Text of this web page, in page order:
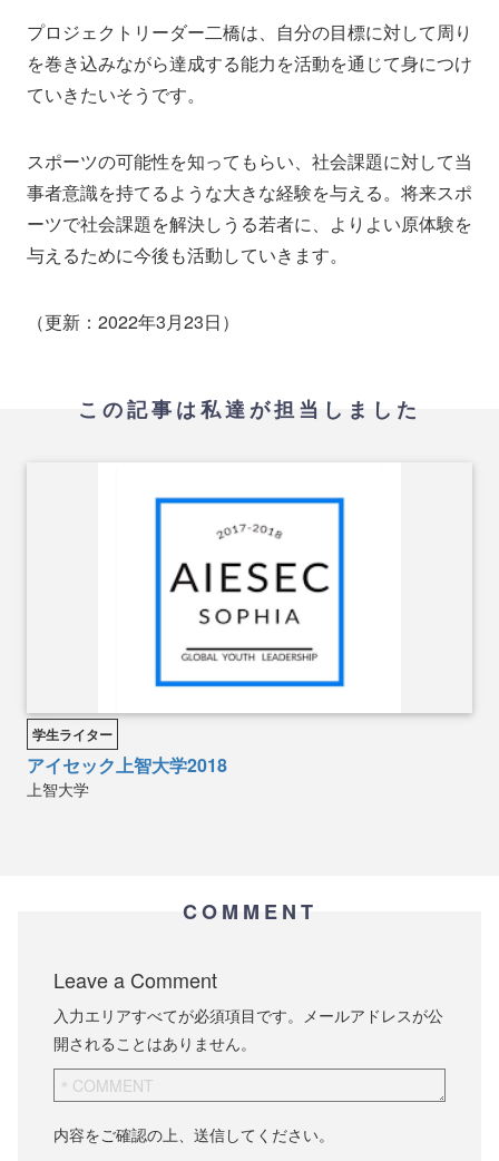
プロジェクトリーダー二橋は、自分の目標に対して周り
を巻き込みながら達成する能力を活動を通じて身につけ
ていきたいそうです。
スポーツの可能性を知ってもらい、社会課題に対して当
事者意識を持てるような大きな経験を与える。将来スポ
ーツで社会課題を解決しうる若者に、よりよい原体験を
与えるために今後も活動していきます。
（更新：2022年3月23日）
この記事は私達が担当しました
学生ライター
アイセック上智大学2018
上智大学
COMMENT
Leave a Comment
入力エリアすべてが必須項目です。メールアドレスが公
開されることはありません。
内容をご確認の上、送信してください。